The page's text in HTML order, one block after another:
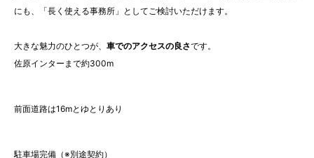
にも、「長く使える事務所」としてご検討いただけます。
大きな魅力のひとつが、 車でのアクセスの良さです。
佐原インターまで約300m
前面道路は16mとゆとりあり
駐車場完備（※別途契約）